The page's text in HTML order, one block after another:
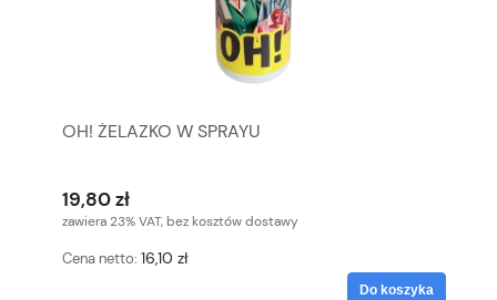
OH! ŻELAZKO W SPRAYU
19,80 zł
zawiera 23% VAT, bez kosztów dostawy
Cena netto: 16,10 zł
Do koszyka